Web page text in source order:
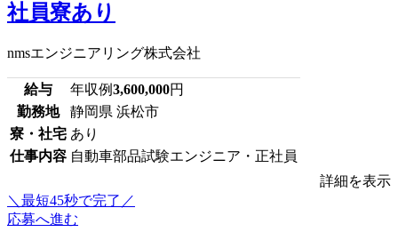
社員寮あり
nmsエンジニアリング株式会社
給与 年収例3,600,000円
勤務地
静岡県 浜松市
寮・社宅 あり
仕事内容 自動車部品試験エンジニア・正社員
詳細を表示
＼最短45秒で完了／
応募へ進む